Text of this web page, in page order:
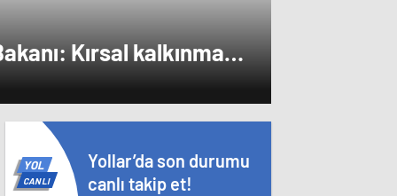
Kırsal kalkınmada
pozitif ayrımcılık
Yollar’da son durumu
canlı takip et!
YOL
CANLI